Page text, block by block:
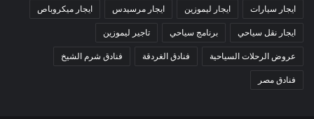
ايجار سيارات ايجار ليموزين ايجار مرسيدس ايجار ميكروباص
ايجار نقل سياحي برنامج سياحي تاجير ليموزين
عروض الرحلات السياحية فنادق الغردقة فنادق شرم الشيخ
فنادق مصر